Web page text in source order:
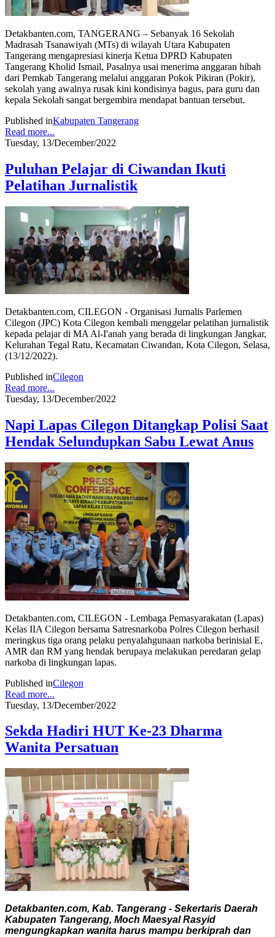
Detakbanten.com, TANGERANG – Sebanyak 16 Sekolah
Madrasah Tsanawiyah (MTs) di wilayah Utara Kabupaten
Tangerang mengapresiasi kinerja Ketua DPRD Kabupaten
Tangerang Kholid Ismail, Pasalnya usai menerima anggaran hibah
dari Pemkab Tangerang melalui anggaran Pokok Pikiran (Pokir),
sekolah yang awalnya rusak kini kondisinya bagus, para guru dan
kepala Sekolah sangat bergembira mendapat bantuan tersebut.
Published inKabupaten Tangerang
Read more...
Tuesday, 13/December/2022
Puluhan Pelajar di Ciwandan Ikuti
Pelatihan Jurnalistik
Detakbanten.com, CILEGON - Organisasi Jurnalis Parlemen
Cilegon (JPC) Kota Cilegon kembali menggelar pelatihan jurnalistik
kepada pelajar di MA Al-I'anah yang berada di lingkungan Jangkar,
Kelurahan Tegal Ratu, Kecamatan Ciwandan, Kota Cilegon, Selasa,
(13/12/2022).
Published inCilegon
Read more...
Tuesday, 13/December/2022
Napi Lapas Cilegon Ditangkap Polisi Saat
Hendak Selundupkan Sabu Lewat Anus
Detakbanten.com, CILEGON - Lembaga Pemasyarakatan (Lapas)
Kelas IIA Cilegon bersama Satresnarkoba Polres Cilegon berhasil
meringkus tiga orang pelaku penyalahgunaan narkoba berinisial E,
AMR dan RM yang hendak berupaya melakukan peredaran gelap
narkoba di lingkungan lapas.
Published inCilegon
Read more...
Tuesday, 13/December/2022
Sekda Hadiri HUT Ke-23 Dharma
Wanita Persatuan
Detakbanten.com, Kab. Tangerang - Sekertaris Daerah
Kabupaten Tangerang, Moch Maesyal Rasyid
mengungkapkan wanita harus mampu berkiprah dan